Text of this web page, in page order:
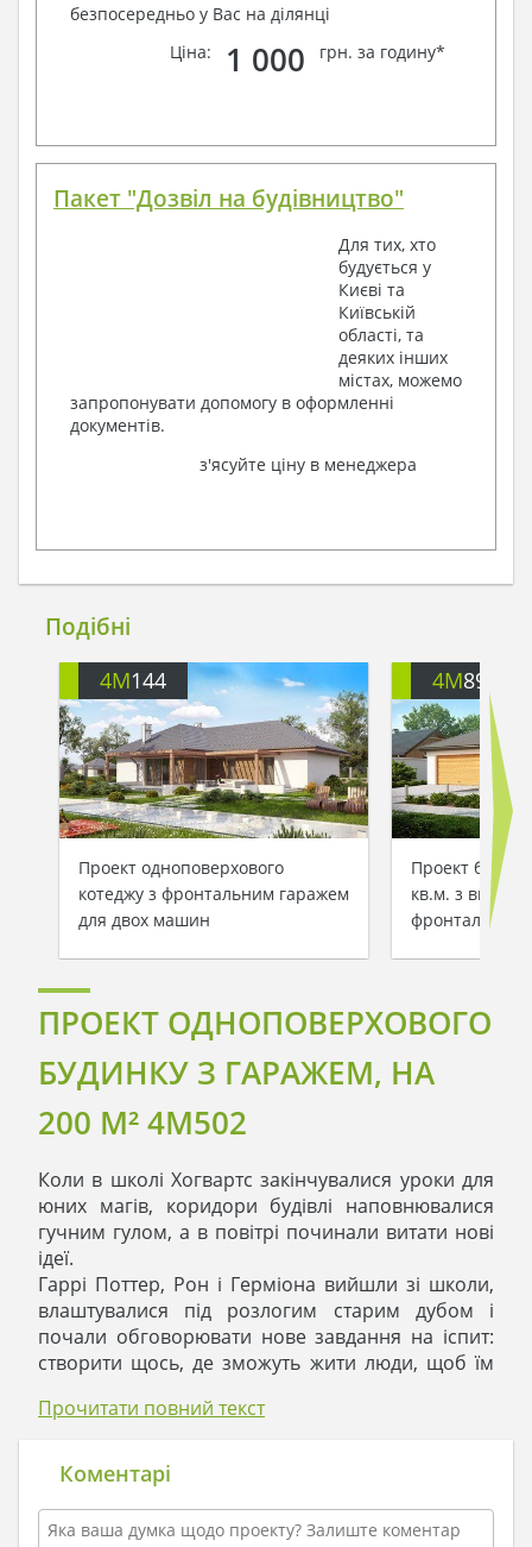
безпосередньо у Вас на ділянці
Ціна:
1 000 грн. за годину*
Пакет "Дозвіл на будівництво"
Для тих, хто
будується у
Києві та
Київській
області, та
деяких інших
містах, можемо
запропонувати допомогу в оформленні
документів.
з'ясуйте ціну в менеджера
Подібні
4M144
Проект одноповерхового
котеджу з фронтальним гаражем
для двох машин
4M896
Проект
кв.м. з
фронтальним
ПРОЕКТ ОДНОПОВЕРХОВОГО
БУДИНКУ З ГАРАЖЕМ, НА
200 M² 4M502
Коли в школі Хогвартс закінчувалися уроки для
юних магів, коридори будівлі наповнювалися
гучним гулом, а в повітрі починали витати нові
ідеї.
Гаррі Поттер, Рон і Герміона вийшли зі школи,
влаштувалися під розлогим старим дубом і
почали обговорювати нове завдання на іспит:
створити щось, де зможуть жити люди, щоб їм
- Пропоную створити нову планету, де оселяться
- Герміона, це ми будемо проходити по
астрономії. Пропоную створити будинок для
однієї сім'ї. З вбудованим гаражем: адже люди
Прочитати повний текст
Коментарі